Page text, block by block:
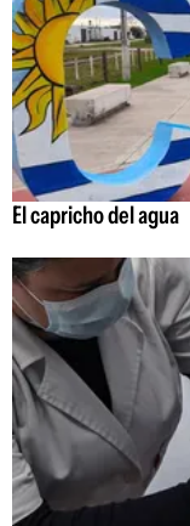
El capricho del agua